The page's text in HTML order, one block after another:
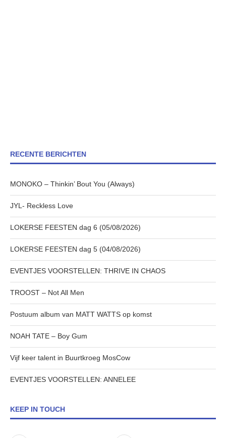
RECENTE BERICHTEN
MONOKO – Thinkin’ Bout You (Always)
JYL- Reckless Love
LOKERSE FEESTEN dag 6 (05/08/2026)
LOKERSE FEESTEN dag 5 (04/08/2026)
EVENTJES VOORSTELLEN: THRIVE IN CHAOS
TROOST – Not All Men
Postuum album van MATT WATTS op komst
NOAH TATE – Boy Gum
Vijf keer talent in Buurtkroeg MosCow
EVENTJES VOORSTELLEN: ANNELEE
KEEP IN TOUCH